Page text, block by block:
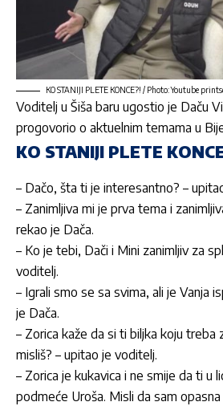
KO STANIJI PLETE KONCE?! / Photo: Youtube
Voditelj u Šiša baru ugostio je Daču
progovorio o aktuelnim temama u
KO STANIJI PLETE
– Dačo, šta ti je interesantno? –
– Zanimljiva mi je prva tema i
rekao je Dača.
– Ko je tebi, Dači i Mini zanimljiv za
voditelj.
– Igrali smo se sa svima, ali je Vanja
je Dača.
– Zorica kaže da si ti biljka koju treba
misliš? – upitao je voditelj.
– Zorica je kukavica i ne smije da ti u
podmeće Uroša. Misli da sam